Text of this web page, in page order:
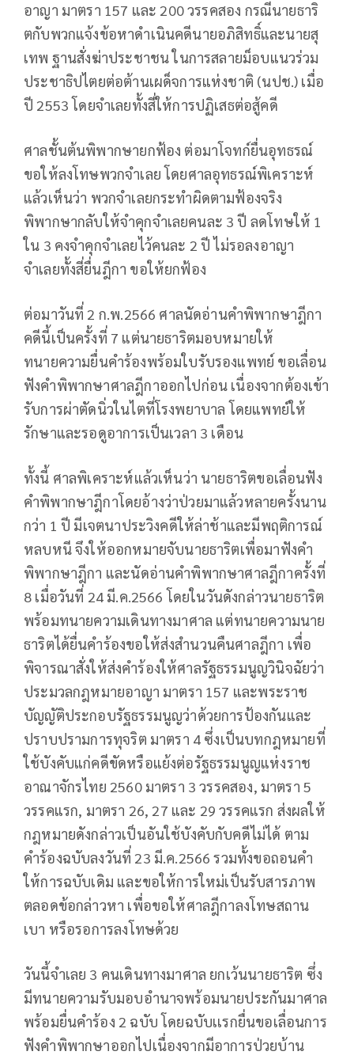
อาญา มาตรา 157 และ 200 วรรคสอง กรณีนายธาริ
ตกับพวกแจ้งข้อหาดำเนินคดีนายอภิสิทธิ์และนายสุ
เทพ ฐานสั่งฆ่าประชาชน ในการสลายม็อบแนวร่วม
ประชาธิปไตยต่อต้านเผด็จการแห่งชาติ (นปช.) เมื่อ
ปี 2553 โดยจำเลยทั้งสี่ให้การปฏิเสธต่อสู้คดี
ศาลชั้นต้นพิพากษายกฟ้อง ต่อมาโจทก์ยื่นอุทธรณ์
ขอให้ลงโทษพวกจำเลย โดยศาลอุทธรณ์พิเคราะห์
แล้วเห็นว่า พวกจำเลยกระทำผิดตามฟ้องจริง
พิพากษากลับให้จำคุกจำเลยคนละ 3 ปี ลดโทษให้ 1
ใน 3 คงจำคุกจำเลยไว้คนละ 2 ปี ไม่รอลงอาญา
จำเลยทั้งสี่ยื่นฎีกา ขอให้ยกฟ้อง
ต่อมาวันที่ 2 ก.พ.2566 ศาลนัดอ่านคำพิพากษาฎีกา
คดีนี้เป็นครั้งที่ 7 แต่นายธาริตมอบหมายให้
ทนายความยื่นคำร้องพร้อมใบรับรองแพทย์ ขอเลื่อน
ฟังคำพิพากษาศาลฎีกาออกไปก่อน เนื่องจากต้องเข้า
รับการผ่าตัดนิ่วในไตที่โรงพยาบาล โดยแพทย์ให้
รักษาและรอดูอาการเป็นเวลา 3 เดือน
ทั้งนี้ ศาลพิเคราะห์แล้วเห็นว่า นายธาริตขอเลื่อนฟัง
คำพิพากษาฎีกาโดยอ้างว่าป่วยมาแล้วหลายครั้งนาน
กว่า 1 ปี มีเจตนาประวิงคดีให้ล่าช้าและมีพฤติการณ์
หลบหนี จึงให้ออกหมายจับนายธาริตเพื่อมาฟังคำ
พิพากษาฎีกา และนัดอ่านคำพิพากษาศาลฎีกาครั้งที่
8 เมื่อวันที่ 24 มี.ค.2566 โดยในวันดังกล่าวนายธาริต
พร้อมทนายความเดินทางมาศาล แต่ทนายความนาย
ธาริตได้ยื่นคำร้องขอให้ส่งสำนวนคืนศาลฎีกา เพื่อ
พิจารณาสั่งให้ส่งคำร้องให้ศาลรัฐธรรมนูญวินิจฉัยว่า
ประมวลกฎหมายอาญา มาตรา 157 และพระราช
บัญญัติประกอบรัฐธรรมนูญว่าด้วยการป้องกันและ
ปราบปรามการทุจริต มาตรา 4 ซึ่งเป็นบทกฎหมายที่
ใช้บังคับแก่คดีขัดหรือแย้งต่อรัฐธรรมนูญแห่งราช
อาณาจักรไทย 2560 มาตรา 3 วรรคสอง, มาตรา 5
วรรคแรก, มาตรา 26, 27 และ 29 วรรคแรก ส่งผลให้
กฎหมายดังกล่าวเป็นอันใช้บังคับกับคดีไม่ได้ ตาม
คำร้องฉบับลงวันที่ 23 มี.ค.2566 รวมทั้งขอถอนคำ
ให้การฉบับเดิม และขอให้การใหม่เป็นรับสารภาพ
ตลอดข้อกล่าวหา เพื่อขอให้ศาลฎีกาลงโทษสถาน
เบา หรือรอการลงโทษด้วย
วันนี้จำเลย 3 คนเดินทางมาศาล ยกเว้นนายธาริต ซึ่ง
มีทนายความรับมอบอำนาจพร้อมนายประกันมาศาล
พร้อมยื่นคำร้อง 2 ฉบับ โดยฉบับเเรกยื่นขอเลื่อนการ
ฟังคำพิพากษาออกไปเนื่องจากมีอาการป่วยบ้าน